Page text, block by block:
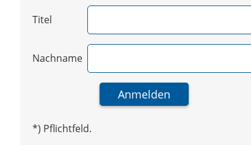
Titel
Nachname
*) Pflichtfeld.